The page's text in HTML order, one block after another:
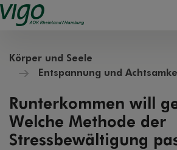
Körper und Seele
Entspannung und
Runterkommen will
Welche Methode der
Stressbewältigung